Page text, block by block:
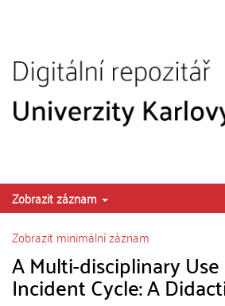
Zobrazit záznam
Zobrazit minimální záznam
A Multi-disciplinary
Incident Cycle: A